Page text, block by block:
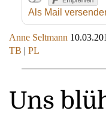
Als Mail
Anne Seltmann
TB | PL
Uns